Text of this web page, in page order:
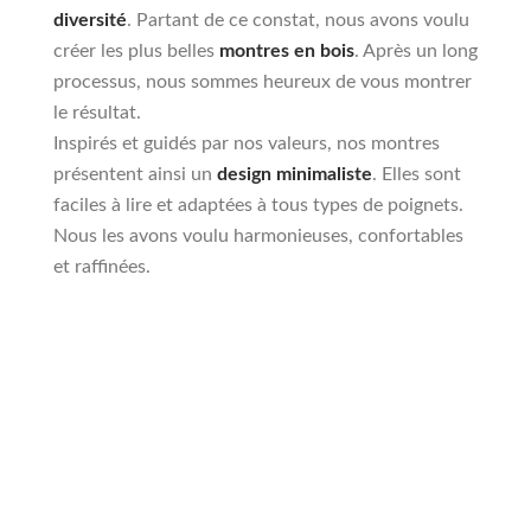
diversité. Partant de ce constat, nous avons voulu
créer les plus belles montres en bois. Après un long
processus, nous sommes heureux de vous montrer
le résultat.
Inspirés et guidés par nos valeurs, nos montres
présentent ainsi un design minimaliste. Elles sont
faciles à lire et adaptées à tous types de poignets.
Nous les avons voulu harmonieuses, confortables
et raffinées.